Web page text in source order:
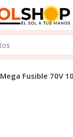
Mega Fusible 70V